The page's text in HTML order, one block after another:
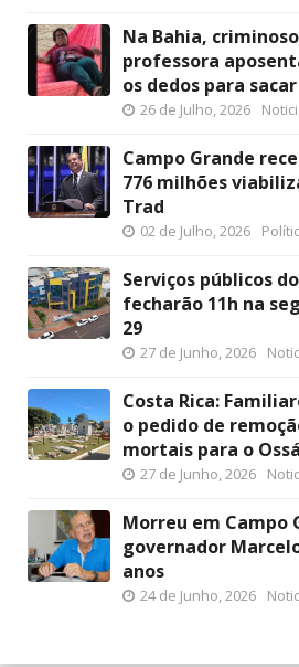
Na Bahia,
professora
os dedos para
26 de Julho, 2026
Campo Grande
776 milhões
Trad
02 de Julho, 2026
Serviços públicos
fecharão 11h na
29
27 de Junho, 2026
Costa Rica:
o pedido de
mortais para o
27 de Junho, 2026
Morreu em Campo
governador
anos
24 de Junho, 2026